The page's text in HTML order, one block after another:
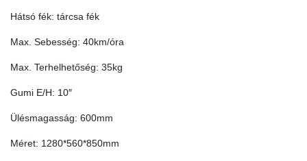
Hátsó fék: tárcsa fék
Max. Sebesség: 40km/óra
Max. Terhelhetőség: 35kg
Gumi E/H: 10″
Ülésmagasság: 600mm
Méret: 1280*560*850mm